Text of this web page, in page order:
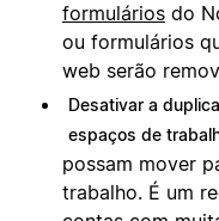
formulários do
ou formulários
web serão
Desativar a
espaços de
possam mover
trabalho. É um